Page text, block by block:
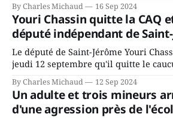
depuis longtemps? Sera-t-il candidat
ans? Joindrait-il un autre parti, par
conservateurs d’Éric Duhaime? Que
By Charles Michaud 16 Sep 2024
Youri Chassin quitte la CAQ
député indépendant de
Le député de Saint-Jérôme Youri
jeudi 12 septembre qu'il quitte le
gouvernement de la CAQ, surtout de
juge chronique, à offrir des
By Charles Michaud 12 Sep 2024
Un adulte et trois mineurs
d'une agression près de